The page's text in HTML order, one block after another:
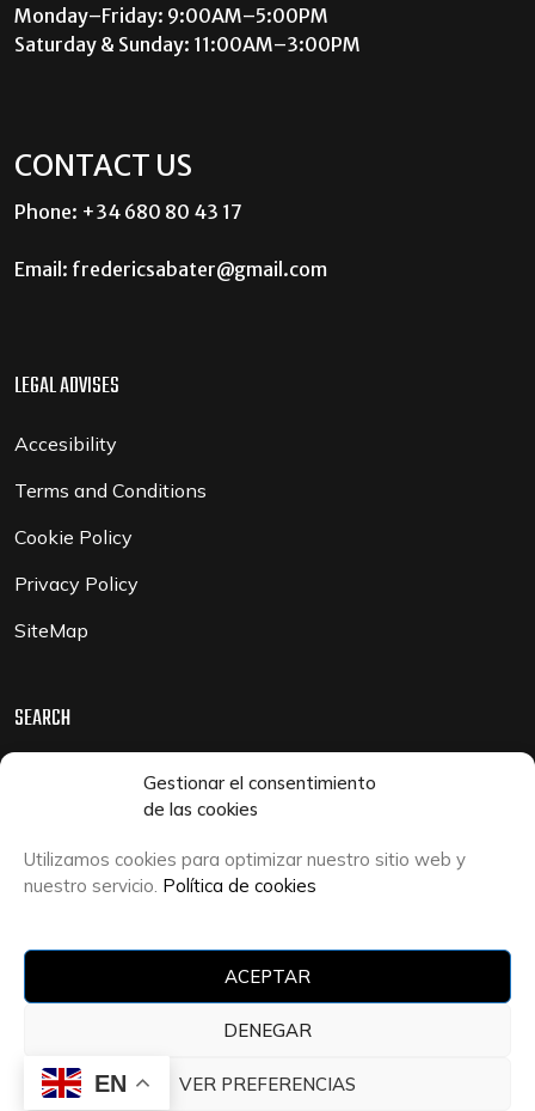
Gestionar el consentimiento
de las cookies
Utilizamos cookies para optimizar nuestro sitio web y
nuestro servicio. Política de cookies
ACEPTAR
DENEGAR
VER PREFERENCIAS
Monday–Friday: 9:00AM–5:00PM
Saturday & Sunday: 11:00AM–3:00PM
CONTACT US
Phone: +34 680 80 43 17
Email: fredericsabater@gmail.com
LEGAL ADVISES
Accesibility
Terms and Conditions
Cookie Policy
Privacy Policy
SiteMap
SEARCH
FINANCIADO POR LA UNIÓN EUROPEA CON EL
PROGRAMA KIT DIGITAL POR LOS FONDOS NEXT
RECUPERACIÓN Y RESILENCIA
EN